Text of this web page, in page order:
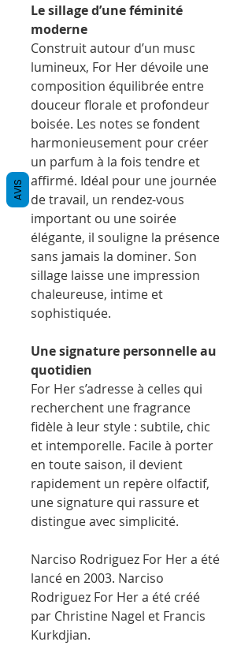
Le sillage d’une féminité
moderne
Construit autour d’un musc
lumineux, For Her dévoile une
composition équilibrée entre
douceur florale et profondeur
boisée. Les notes se fondent
harmonieusement pour créer
un parfum à la fois tendre et
affirmé. Idéal pour une journée
de travail, un rendez-vous
important ou une soirée
élégante, il souligne la présence
sans jamais la dominer. Son
sillage laisse une impression
chaleureuse, intime et
sophistiquée.
Une signature personnelle au
quotidien
For Her s’adresse à celles qui
recherchent une fragrance
fidèle à leur style : subtile, chic
et intemporelle. Facile à porter
en toute saison, il devient
rapidement un repère olfactif,
une signature qui rassure et
distingue avec simplicité.
Narciso Rodriguez For Her a été
lancé en 2003. Narciso
Rodriguez For Her a été créé
par Christine Nagel et Francis
Kurkdjian.
AVIS